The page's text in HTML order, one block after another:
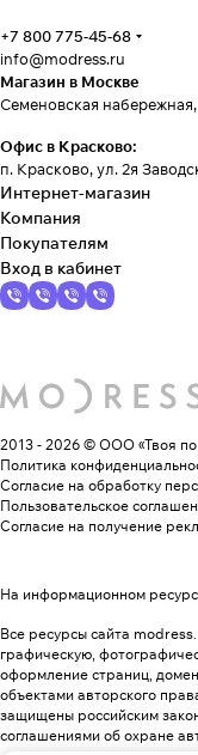
+7 800 775-45-68
info@modress.ru
Магазин в Москве
Семеновская
Офис в Красково:
п. Красково, ул. 2я
Интернет-магазин
Компания
Покупателям
Вход в кабинет
2013 - 2026 © ООО «Твоя
Политика
Согласие на обработку
Пользовательское
Согласие на получение
На информационном
Все ресурсы сайта
графическую,
оформление страниц,
объектами авторского
защищены российским
соглашениями об охране